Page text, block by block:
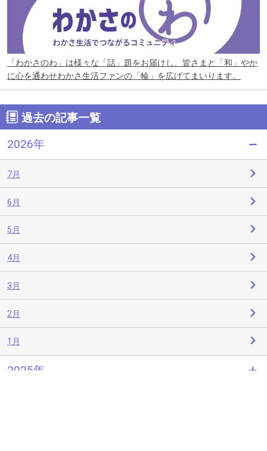
「わかさのわ」は様々な「話」題をお届けし、皆さまと「和」やか
に心を通わせわかさ生活ファンの「輪」を広げてまいります。
過去の記事一覧
2026年
7月
6月
5月
4月
3月
2月
1月
2025年